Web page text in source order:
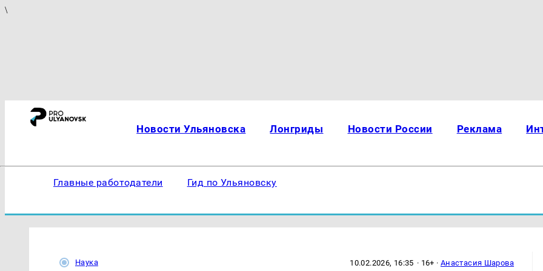
\
Новости Ульяновска Лонгриды Новости России Реклама
Главные работодатели Гид по Ульяновску
Наука 10.02.2026, 16:35 · 16+ · Анастасия Шарова